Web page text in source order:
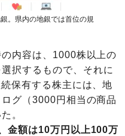
。県内の地銀では首位の規
内容は、1000株以上の
択するもので、それに
保有する株主には、地
グ（3000円相当の商品
。
金額は10万円以上100万